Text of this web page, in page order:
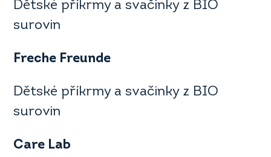
Dětské příkrmy a svačinky z BIO
surovin
Freche Freunde
Dětské příkrmy a svačinky z BIO
surovin
Care Lab